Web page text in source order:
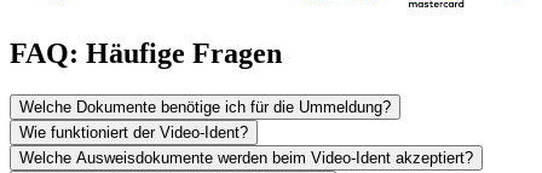
FAQ: Häufige Fragen
Welche Dokumente benötige ich für die Ummeldung?
Wie funktioniert der Video-Ident?
Welche Ausweisdokumente werden beim Video-Ident akzeptiert?